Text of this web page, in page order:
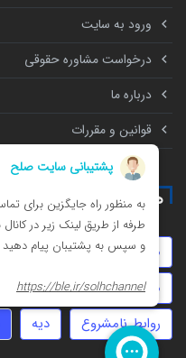
ورود به سایت
درخواست مشاوره حقوقی
درباره ما
قوانین و مقررات
همه چیز درباره
مهریه تنظیم قرارداد
مهاجرت
سرقت سفته
روابط نامشروع
دیه